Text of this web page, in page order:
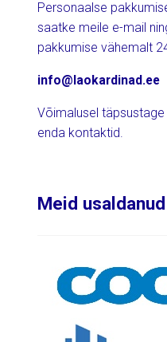
Personaalse
saatke meile e-mail
pakkumise vähemalt
info@laokardinad.ee
Võimalusel
enda kontaktid.
Meid